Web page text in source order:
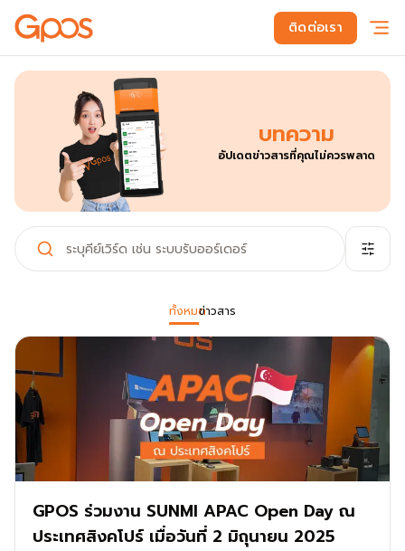
ติดต่อเรา
บทความ
อัปเดตข่าวสารที่คุณไม่ควรพลาด
ทั้งหมดข่าวสาร
GPOS ร่วมงาน SUNMI APAC Open Day ณ
ประเทศสิงคโปร์ เมื่อวันที่ 2 มิถุนายน 2025